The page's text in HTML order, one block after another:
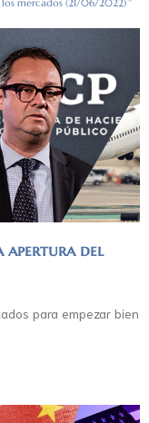
los mercados (21/06/2022)
apertura del
para empezar bien